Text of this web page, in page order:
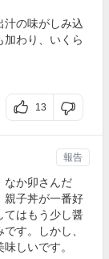
汁の味がしみ込
加わり、いくら
13
なか卯さんだ
親子丼が一番好
てはもう少し醤
す。しかし、
しいです。
報告